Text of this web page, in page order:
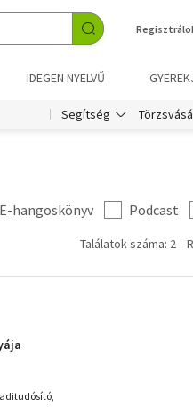
IDEGEN NYELVŰ
Segítség
E-hangoskönyv Podcast
Találatok száma: 2